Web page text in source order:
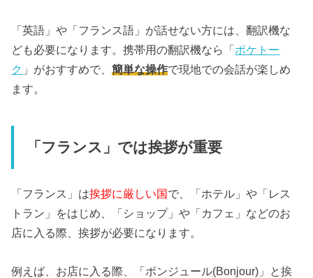
「英語」や「フランス語」が話せない方には、翻訳機な
ども必要になります。携帯用の翻訳機なら「 ポケトー
ク 」がおすすめで、簡単な操作で現地での会話が楽しめ
ます。
「フランス」では挨拶が重要
「フランス」は挨拶に厳しい国で、「ホテル」や「レス
トラン」 をはじめ、「ショップ」や「カフェ」などのお
店に入る際、挨拶が必要になります。
例えば、お店に入る際、「ボンジュール(Bonjour)」と挨